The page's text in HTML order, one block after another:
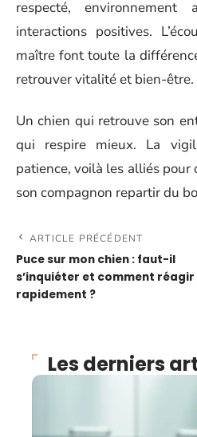
respecté,
interactions positives.
maître font toute la
retrouver vitalité et bien-être.
Un chien qui retrouve son
qui respire mieux. La
patience, voilà les alliés
son compagnon repartir du
ARTICLE PRÉCÉDENT
Puce sur mon chien : faut-il
s’inquiéter et comment réagir
rapidement ?
Les derniers